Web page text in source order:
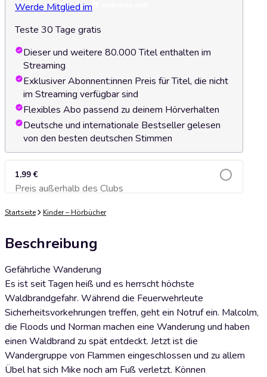
Werde Mitglied im
Teste 30 Tage gratis
Dieser und weitere 80.000 Titel enthalten im
Streaming
Exklusiver Abonnent:innen Preis für Titel, die nicht
im Streaming verfügbar sind
Flexibles Abo passend zu deinem Hörverhalten
Deutsche und internationale Bestseller gelesen
von den besten deutschen Stimmen
1,99 €
Preis außerhalb des ClubsZum Warenkorb hinzufügen
Startseite Kinder – Hörbücher
Beschreibung
Gefährliche Wanderung
Es ist seit Tagen heiß und es herrscht höchste
Waldbrandgefahr. Während die Feuerwehrleute
Sicherheitsvorkehrungen treffen, geht ein Notruf ein. Malcolm,
die Floods und Norman machen eine Wanderung und haben
einen Waldbrand zu spät entdeckt. Jetzt ist die
Wandergruppe von Flammen eingeschlossen und zu allem
Übel hat sich Mike noch am Fuß verletzt. Können